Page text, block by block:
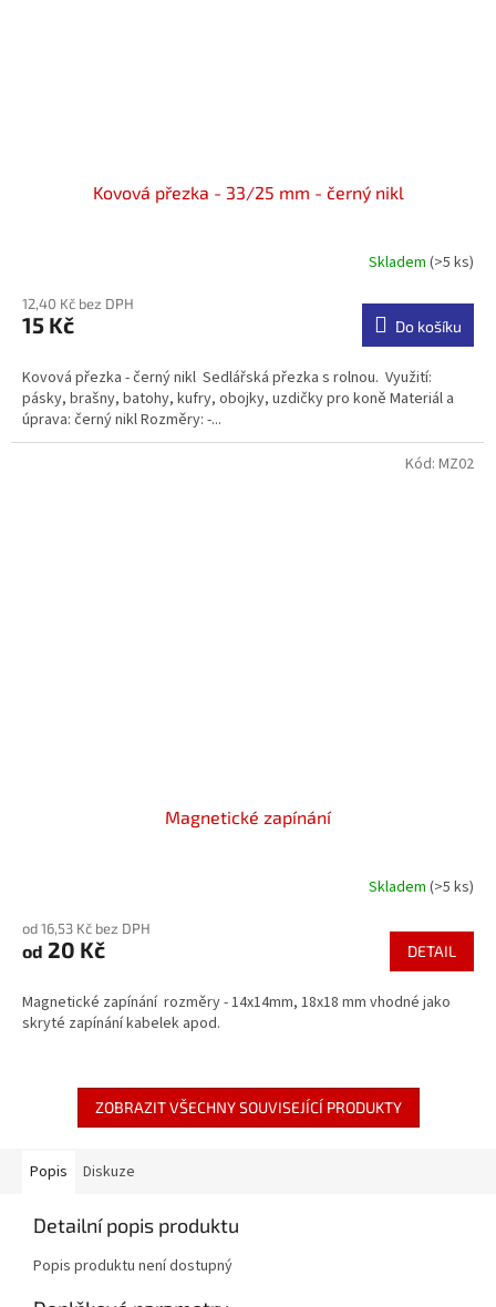
Kovová přezka - 33/25 mm - černý nikl
produktu
je
z
5
hvězdiček.
Skladem(>5 ks)
12,40 Kč bez DPH
15 Kč Do košíku
Kovová přezka - černý nikl Sedlářská přezka s rolnou. Využití:
pásky, brašny, batohy, kufry, obojky, uzdičky pro koně Materiál a
úprava: černý nikl Rozměry: -...
Magnetické zapínání
Skladem (>5 ks)
od 16,53 Kč bez DPH
od 20 Kč DETAIL
Magnetické zapínání rozměry - 14x14mm, 18x18 mm vhodné jako
skryté zapínání kabelek apod.
Kód: MZ02
ZOBRAZIT VŠECHNY SOUVISEJÍCÍ PRODUKTY
Popis Diskuze
Detailní popis produktu
Popis produktu není dostupný